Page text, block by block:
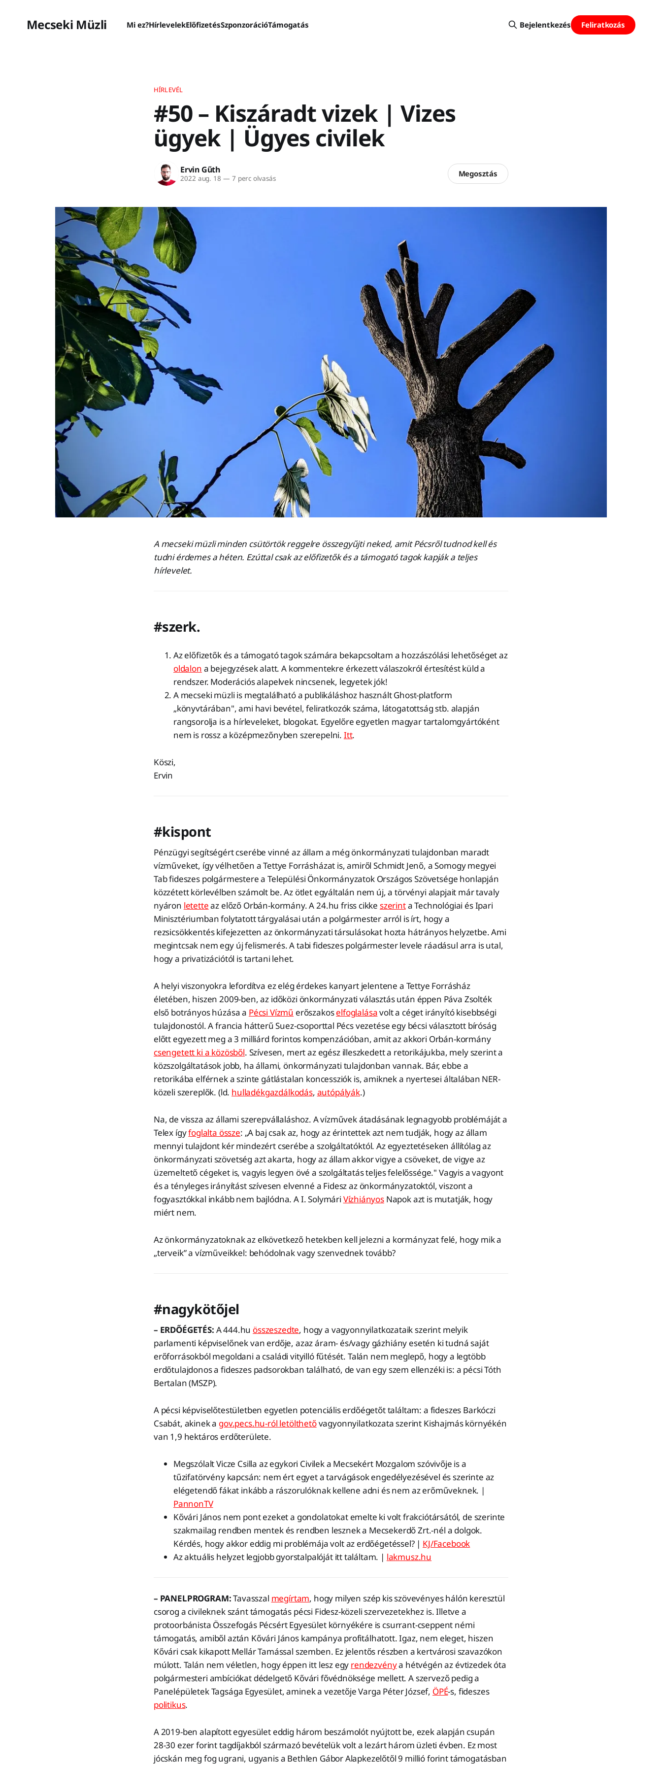
Mecseki Müzli Mi ez?HírlevelekElőfizetésSzponzorációTámogatás Bejelentkezés Feliratkozás
HÍRLEVÉL
#50 – Kiszáradt vizek | Vizes
ügyek | Ügyes civilek
Ervin Gűth
2022 aug. 18 — 7 perc olvasás Megosztás
A mecseki müzli minden csütörtök reggelre összegyűjti neked, amit Pécsről tudnod kell és
tudni érdemes a héten. Ezúttal csak az előfizetők és a támogató tagok kapják a teljes
hírlevelet.
#szerk.
Az előfizetők és a támogató tagok számára bekapcsoltam a hozzászólási lehetőséget az
oldalon a bejegyzések alatt. A kommentekre érkezett válaszokról értesítést küld a
rendszer. Moderációs alapelvek nincsenek, legyetek jók!
A mecseki müzli is megtalálható a publikáláshoz használt Ghost-platform
„könyvtárában", ami havi bevétel, feliratkozók száma, látogatottság stb. alapján
rangsorolja is a hírleveleket, blogokat. Egyelőre egyetlen magyar tartalomgyártóként
nem is rossz a középmezőnyben szerepelni. Itt.
Köszi,
Ervin
#kispont
Pénzügyi segítségért cserébe vinné az állam a még önkormányzati tulajdonban maradt
vízműveket, így vélhetően a Tettye Forrásházat is, amiről Schmidt Jenő, a Somogy megyei
Tab fideszes polgármestere a Települési Önkormányzatok Országos Szövetsége honlapján
közzétett körlevélben számolt be. Az ötlet egyáltalán nem új, a törvényi alapjait már tavaly
nyáron letetteaz előző Orbán-kormány. A 24.hu friss cikke szerinta Technológiai és Ipari
Minisztériumban folytatott tárgyalásai után a polgármester arról is írt, hogy a
rezsicsökkentés kifejezetten az önkormányzati társulásokat hozta hátrányos helyzetbe. Ami
megintcsak nem egy új felismerés. A tabi fideszes polgármester levele ráadásul arra is utal,
hogy a privatizációtól is tartani lehet.
A helyi viszonyokra lefordítva ez elég érdekes kanyart jelentene a Tettye Forrásház
életében, hiszen 2009-ben, az időközi önkormányzati választás után éppen Páva Zsolték
első botrányos húzása a Pécsi Vízmű erőszakoselfoglalásavolt a céget irányító kisebbségi
tulajdonostól. A francia hátterű Suez-csoporttal Pécs vezetése egy bécsi választott bíróság
előtt egyezett meg a 3 milliárd forintos kompenzációban, amit az akkori Orbán-kormány
csengetett ki a közösből. Szívesen, mert az egész illeszkedett a retorikájukba, mely szerint a
közszolgáltatások jobb, ha állami, önkormányzati tulajdonban vannak. Bár, ebbe a
retorikába elférnek a szinte gátlástalan koncessziók is, amiknek a nyertesei általában NER-
közeli szereplők. (ld. hulladékgazdálkodás, autópályák.)
Na, de vissza az állami szerepvállaláshoz. A vízművek átadásának legnagyobb problémáját a
Telex ígyfoglalta össze: „A baj csak az, hogy az érintettek azt nem tudják, hogy az állam
mennyi tulajdont kér mindezért cserébe a szolgáltatóktól. Az egyeztetéseken állítólag az
önkormányzati szövetség azt akarta, hogy az állam akkor vigye a csöveket, de vigye az
üzemeltető cégeket is, vagyis legyen övé a szolgáltatás teljes felelőssége." Vagyis a vagyont
és a tényleges irányítást szívesen elvenné a Fidesz az önkormányzatoktól, viszont a
fogyasztókkal inkább nem bajlódna. A I. Solymári VízhiányosNapok azt is mutatják, hogy
miért nem.
Az önkormányzatoknak az elkövetkező hetekben kell jelezni a kormányzat felé, hogy mik a
„terveik” a vízműveikkel: behódolnak vagy szenvednek tovább?
#nagykötőjel
– ERDŐÉGETÉS: A 444.hu összeszedte, hogy a vagyonnyilatkozataik szerint melyik
parlamenti képviselőnek van erdője, azaz áram- és/vagy gázhiány esetén ki tudná saját
erőforrásokból megoldani a családi vityilló fűtését. Talán nem meglepő, hogy a legtöbb
erdőtulajdonos a fideszes padsorokban található, de van egy szem ellenzéki is: a pécsi Tóth
Bertalan (MSZP).
A pécsi képviselőtestületben egyetlen potenciális erdőégetőt találtam: a fideszes Barkóczi
Csabát, akinek a gov.pecs.hu-ról letölthetővagyonnyilatkozata szerint Kishajmás környékén
van 1,9 hektáros erdőterülete.
Megszólalt Vicze Csilla az egykori Civilek a Mecsekért Mozgalom szóvivője is a
tűzifatörvény kapcsán: nem ért egyet a tarvágások engedélyezésével és szerinte az
elégetendő fákat inkább a rászorulóknak kellene adni és nem az erőműveknek. |
PannonTV
Kővári János nem pont ezeket a gondolatokat emelte ki volt frakciótársától, de szerinte
szakmailag rendben mentek és rendben lesznek a Mecsekerdő Zrt.-nél a dolgok.
Kérdés, hogy akkor eddig mi problémája volt az erdőégetéssel? | KJ/Facebook
Az aktuális helyzet legjobb gyorstalpalóját itt találtam. | lakmusz.hu
– PANELPROGRAM:Tavasszal megírtam, hogy milyen szép kis szövevényes hálón keresztül
csorog a civileknek szánt támogatás pécsi Fidesz-közeli szervezetekhez is. Illetve a
protoorbánista Összefogás Pécsért Egyesület környékére is csurrant-cseppent némi
támogatás, amiből aztán Kővári János kampánya profitálhatott. Igaz, nem eleget, hiszen
Kővári csak kikapott Mellár Tamással szemben. Ez jelentős részben a kertvárosi szavazókon
múlott. Talán nem véletlen, hogy éppen itt lesz egy rendezvénya hétvégén az évtizedek óta
polgármesteri ambíciókat dédelgető Kővári fővédnöksége mellett. A szervező pedig a
Panelépületek Tagsága Egyesület, aminek a vezetője Varga Péter József, ÖPÉ-s, fideszes
politikus.
A 2019-ben alapított egyesület eddig három beszámolót nyújtott be, ezek alapján csupán
28-30 ezer forint tagdíjakból származó bevételük volt a lezárt három üzleti évben. Ez most
jócskán meg fog ugrani, ugyanis a Bethlen Gábor Alapkezelőtől 9 millió forint támogatásban